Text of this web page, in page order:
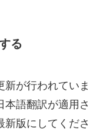
る
が行われていま
語翻訳が適用さ
版にしてくださ